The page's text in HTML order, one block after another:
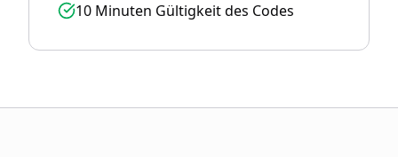
10 Minuten Gültigkeit des Codes